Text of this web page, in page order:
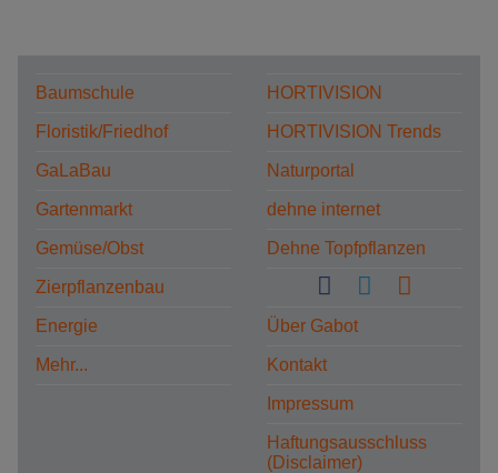
Baumschule
Floristik/Friedhof
GaLaBau
Gartenmarkt
Gemüse/Obst
Zierpflanzenbau
Energie
Mehr...
HORTIVISION
HORTIVISION Trends
Naturportal
dehne internet
Dehne Topfpflanzen
Über Gabot
Kontakt
Impressum
Haftungsausschluss
(Disclaimer)